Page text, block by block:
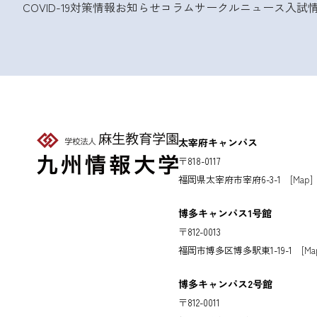
COVID-19対策情報お知らせコラムサークルニュース入試
太宰府キャンパス
〒818-0117
福岡県太宰府市宰府6-3-1 [Map]
博多キャンパス1号館
〒812-0013
福岡市博多区博多駅東1-19-1
博多キャンパス2号館
〒812-0011